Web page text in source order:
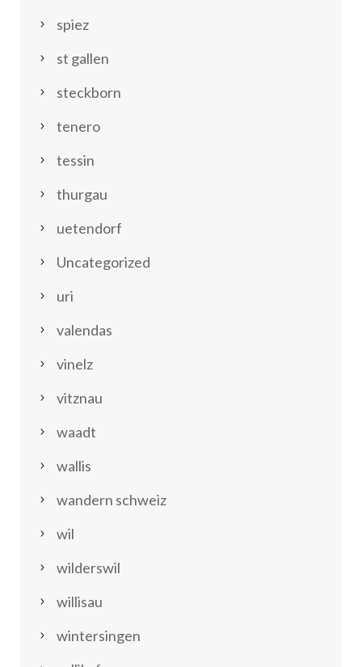
spiez
st gallen
steckborn
tenero
tessin
thurgau
uetendorf
Uncategorized
uri
valendas
vinelz
vitznau
waadt
wallis
wandern schweiz
wil
wilderswil
willisau
wintersingen